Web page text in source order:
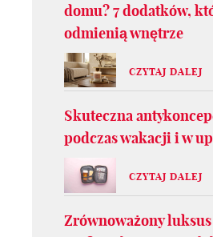
domu? 7 dodatków,
odmienią wnętrze
CZYTAJ DALEJ
Skuteczna
podczas wakacji i w
CZYTAJ DALEJ
Zrównoważony